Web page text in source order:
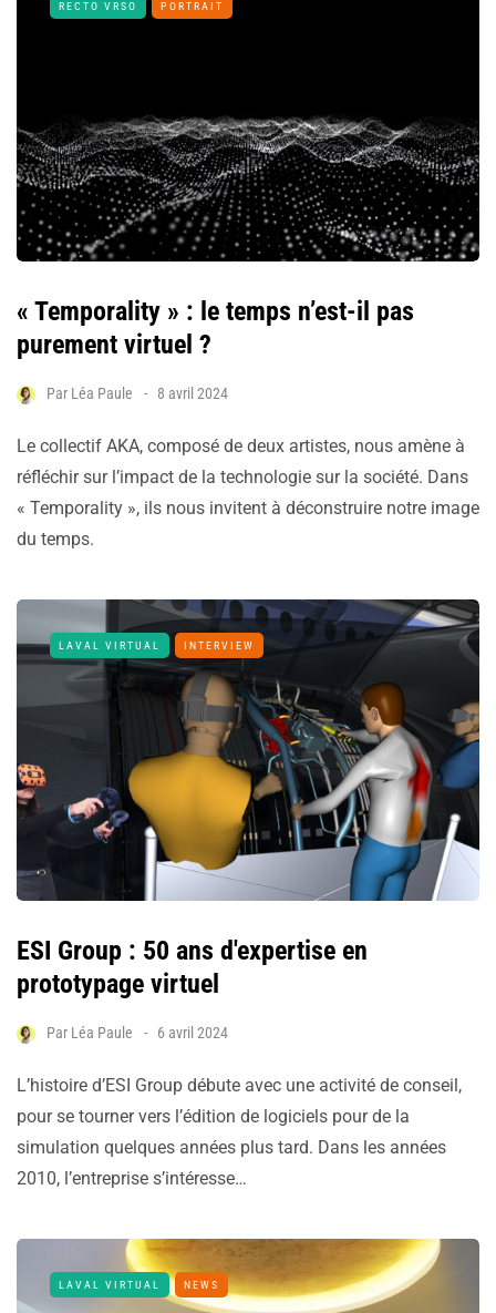
RECTO VRSO PORTRAIT
« Temporality » : le temps n’est-il pas
purement virtuel ?
Par Léa Paule 8 avril 2024
Le collectif AKA, composé de deux artistes, nous amène à
réfléchir sur l’impact de la technologie sur la société. Dans
« Temporality », ils nous invitent à déconstruire notre image
du temps.
LAVAL VIRTUAL INTERVIEW
ESI Group : 50 ans d'expertise en
prototypage virtuel
Par Léa Paule 6 avril 2024
L’histoire d’ESI Group débute avec une activité de conseil,
pour se tourner vers l’édition de logiciels pour de la
simulation quelques années plus tard. Dans les années
2010, l’entreprise s’intéresse…
LAVAL VIRTUAL NEWS